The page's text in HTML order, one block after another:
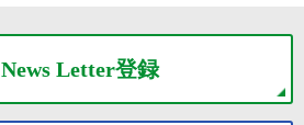
News Letter登録